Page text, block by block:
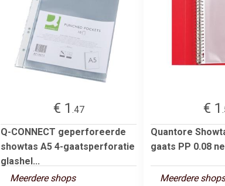
€ 1 .47
Q-CONNECT geperforeerde
showtas A5 4-gaatsperforatie
glashel...
Meerdere shops
€ 1
Quantore
gaats PP 0.08
Meerdere shops